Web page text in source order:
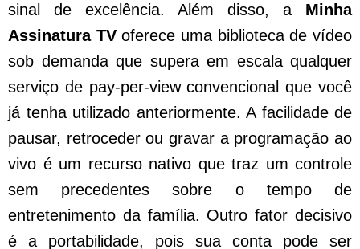
sinal de excelência. Além disso, a Minha
Assinatura TVoferece uma biblioteca de vídeo
sob demanda que supera em escala qualquer
serviço de pay-per-view convencional que você
já tenha utilizado anteriormente. A facilidade de
pausar, retroceder ou gravar a programação ao
vivo é um recurso nativo que traz um controle
sem precedentes sobre o tempo de
entretenimento da família. Outro fator decisivo
é a portabilidade, pois sua conta pode ser